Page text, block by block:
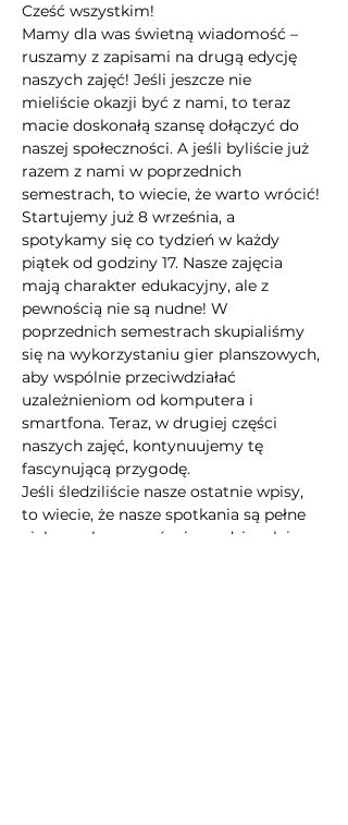
Cześć wszystkim!
Mamy dla was świetną wiadomość –
ruszamy z zapisami na drugą edycję
naszych zajęć! Jeśli jeszcze nie
mieliście okazji być z nami, to teraz
macie doskonałą szansę dołączyć do
naszej społeczności. A jeśli byliście już
razem z nami w poprzednich
semestrach, to wiecie, że warto wrócić!
Startujemy już 8 września, a
spotykamy się co tydzień w każdy
piątek od godziny 17. Nasze zajęcia
mają charakter edukacyjny, ale z
pewnością nie są nudne! W
poprzednich semestrach skupialiśmy
się na wykorzystaniu gier planszowych,
aby wspólnie przeciwdziałać
uzależnieniom od komputera i
smartfona. Teraz, w drugiej części
naszych zajęć, kontynuujemy tę
fascynującą przygodę.
Jeśli śledziliście nasze ostatnie wpisy,
to wiecie, że nasze spotkania są pełne
ciekawych wyzwań, niespodzianek i